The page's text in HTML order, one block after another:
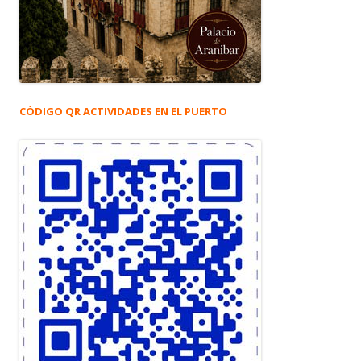
CÓDIGO QR ACTIVIDADES EN EL PUERTO